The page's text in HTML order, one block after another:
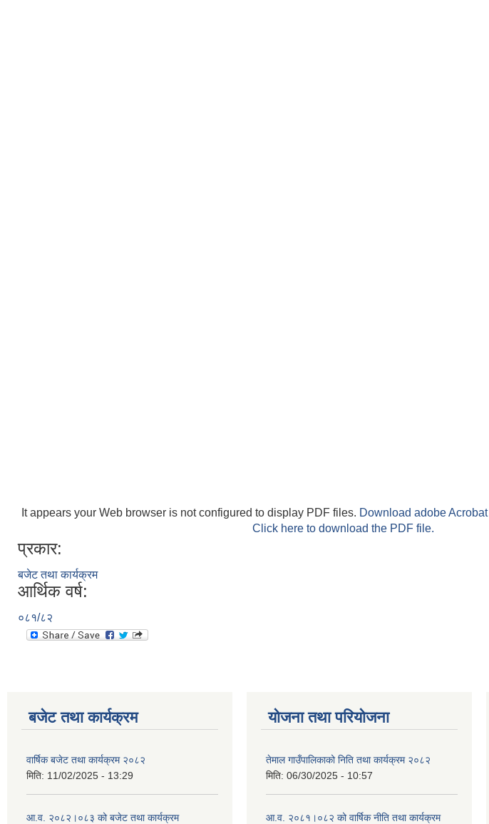
It appears your Web browser is not configured to display PDF files. Download adobe Acrobat
Click here to download the PDF file.
प्रकार:
बजेट तथा कार्यक्रम
आर्थिक वर्ष:
०८१/८२
बजेट तथा कार्यक्रम
वार्षिक बजेट तथा कार्यक्रम २०८२
मिति: 11/02/2025 - 13:29
आ.व. २०८२।०८३ को बजेट तथा कार्यक्रम
योजना तथा परियोजना
तेमाल गाउँपालिकाको निति तथा कार्यक्रम २०८२
मिति: 06/30/2025 - 10:57
आ.व. २०८१।०८२ को वार्षिक नीति तथा कार्यक्रम